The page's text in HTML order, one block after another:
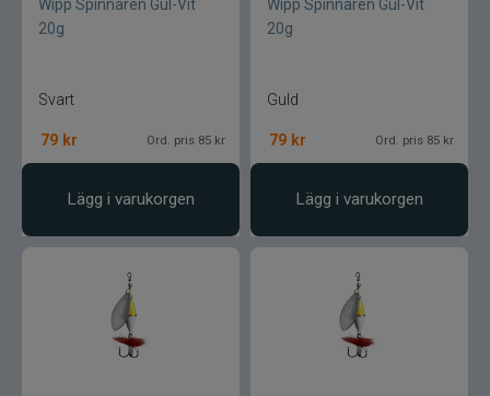
Bios
BKK
Billow Baits
Bite Of Bleak
Wipp Spinnaren Gul-Vit
20g
Svart
79 kr Ord. pris 85 kr
Lägg i varukorgen
Wipp Spinnaren Gul-Vit
20g
Guld
79 kr Ord. pris 85 kr
Lägg i varukorgen